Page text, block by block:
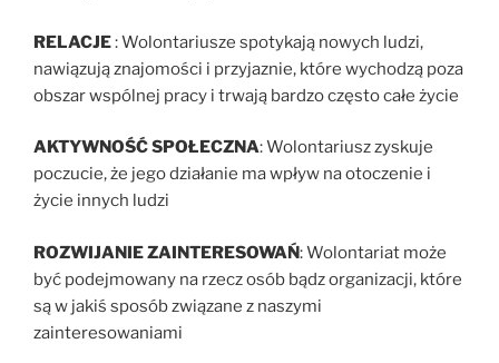
RELACJE: Wolontariusze spotykają nowych ludzi,
nawiązują znajomości i przyjaznie, które wychodzą poza
obszar wspólnej pracy i trwają bardzo często całe życie
AKTYWNOŚĆ SPOŁECZNA: Wolontariusz zyskuje
poczucie, że jego działanie ma wpływ na otoczenie i
życie innych ludzi
ROZWIJANIE ZAINTERESOWAŃ: Wolontariat może
być podejmowany na rzecz osób bądz organizacji, które
są w jakiś sposób związane z naszymi
zainteresowaniami